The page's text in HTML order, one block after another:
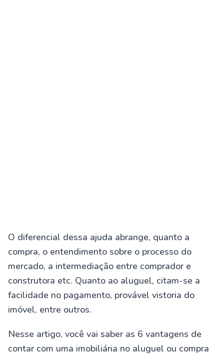
O diferencial dessa ajuda abrange, quanto a
compra, o entendimento sobre o processo do
mercado, a intermediação entre comprador e
construtora etc. Quanto ao aluguel, citam-se a
facilidade no pagamento, provável vistoria do
imóvel, entre outros.
Nesse artigo, você vai saber as 6 vantagens de
contar com uma imobiliária no aluguel ou compra